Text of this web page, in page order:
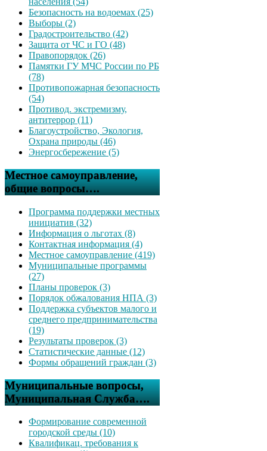
Безопасность на водоемах (25)
Выборы (2)
Градостроительство (42)
Защита от ЧС и ГО (48)
Правопорядок (26)
Памятки ГУ МЧС России по РБ
(78)
Противопожарная безопасность
(54)
Противод. экстремизму,
антитеррор (11)
Благоустройство, Экология,
Охрана природы (46)
Энергосбережение (5)
Местное самоуправление,
общие вопросы….
Программа поддержки местных
инициатив (32)
Информация о льготах (8)
Контактная информация (4)
Местное самоуправление (419)
Муниципальные программы
(27)
Планы проверок (3)
Порядок обжалования НПА (3)
Поддержка субъектов малого и
среднего предпринимательства
(19)
Результаты проверок (3)
Статистические данные (12)
Формы обращений граждан (3)
Муниципальные вопросы,
Муниципальная Служба….
Формирование современной
городской среды (10)
Квалификац. требования к